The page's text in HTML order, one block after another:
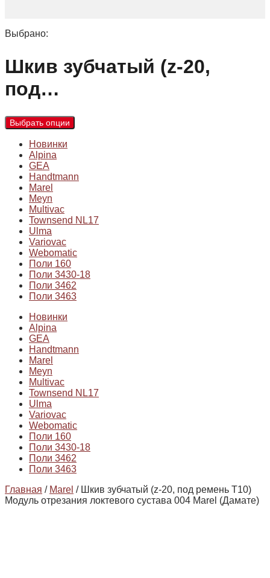
Выбрано:
Шкив зубчатый (z-20,
под…
Выбрать опции
Новинки
Alpina
GEA
Handtmann
Marel
Meyn
Multivac
Townsend NL17
Ulma
Variovac
Webomatic
Поли 160
Поли 3430-18
Поли 3462
Поли 3463
Новинки
Alpina
GEA
Handtmann
Marel
Meyn
Multivac
Townsend NL17
Ulma
Variovac
Webomatic
Поли 160
Поли 3430-18
Поли 3462
Поли 3463
Главная / Marel / Шкив зубчатый (z-20, под ремень Т10)
Модуль отрезания локтевого сустава 004 Marel (Дамате)